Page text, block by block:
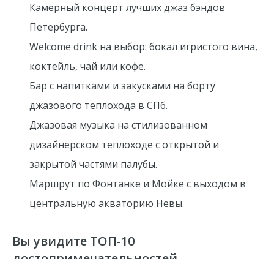
Камерный концерт лучших джаз бэндов
Петербурга.
Welcome drink на выбор: бокал игристого вина,
коктейль, чай или кофе.
Бар с напитками и закусками на борту
джазового теплохода в СПб.
Джазовая музыка на стилизованном
дизайнерском теплоходе с открытой и
закрытой частями палубы.
Маршрут по Фонтанке и Мойке с выходом в
центральную акваторию Невы.
Вы увидите ТОП-10